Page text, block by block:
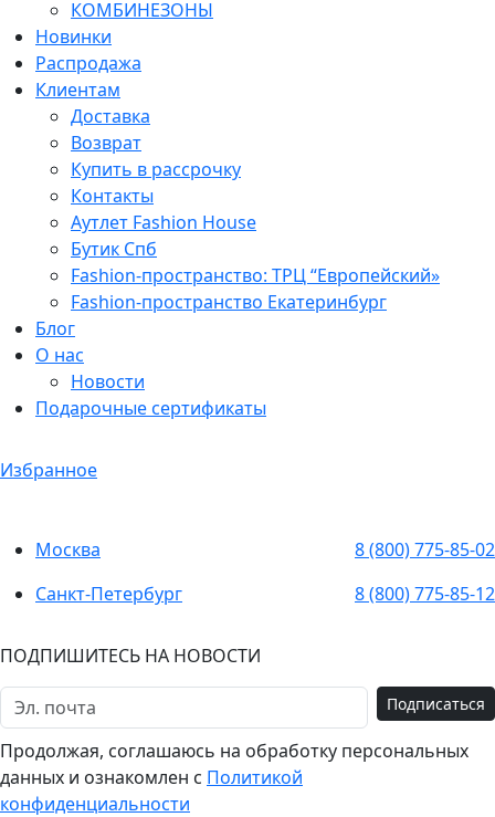
КОМБИНЕЗОНЫ
Новинки
Распродажа
Клиентам
Доставка
Возврат
Купить в рассрочку
Контакты
Аутлет Fashion House
Бутик Спб
Fashion-пространство: ТРЦ “Европейский»
Fashion-пространство Екатеринбург
Блог
О нас
Новости
Подарочные сертификаты
Избранное
Москва
8 (800) 775-85-02
Санкт-Петербург
8 (800) 775-85-12
ПОДПИШИТЕСЬ НА НОВОСТИ
Подписаться
Продолжая, соглашаюсь на обработку персональных
данных и ознакомлен с Политикой
конфиденциальности